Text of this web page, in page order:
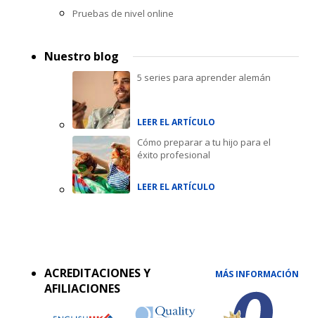
Pruebas de nivel online
Nuestro blog
5 series para aprender alemán
LEER EL ARTÍCULO
Cómo preparar a tu hijo para el
éxito profesional
LEER EL ARTÍCULO
ACREDITACIONES Y
AFILIACIONES
MÁS INFORMACIÓN